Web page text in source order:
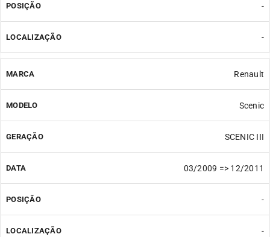
-
-
Renault
Scenic
SCENIC III
03/2009 => 12/2011
-
-